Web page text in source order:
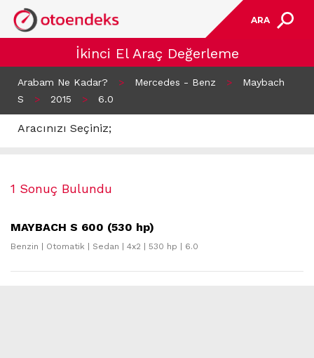
ARA
İkinci El Araç Değerleme
Arabam Ne Kadar? > Mercedes - Benz >
Maybach
S
> 2015 > 6.0
Aracınızı Seçiniz;
1 Sonuç Bulundu
MAYBACH S 600 (530 hp)
Benzin | Otomatik | Sedan | 4x2 | 530 hp | 6.0